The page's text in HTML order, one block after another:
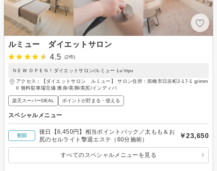
ルミュー ダイエットサロン
4.5
(2件)
ＮＥＷ ＯＰＥＮ！ダイエットサロン/ルミュー Lu'myu
アクセス：【ダイエットサロン ルミュー】 サロン住所：前橋市日吉町2-17-1 grimm
II 無料駐車場完備 痩身/美脚/美尻/インディバ
楽天スーパーDEAL ポイントが貯まる・使える
スペシャルメニュー
初回
後日【6,450円】相当ポイントバック／太もも＆お
尻のセルライト撃退エステ（60分施術）
￥23,650
すべてのスペシャルメニューを見る